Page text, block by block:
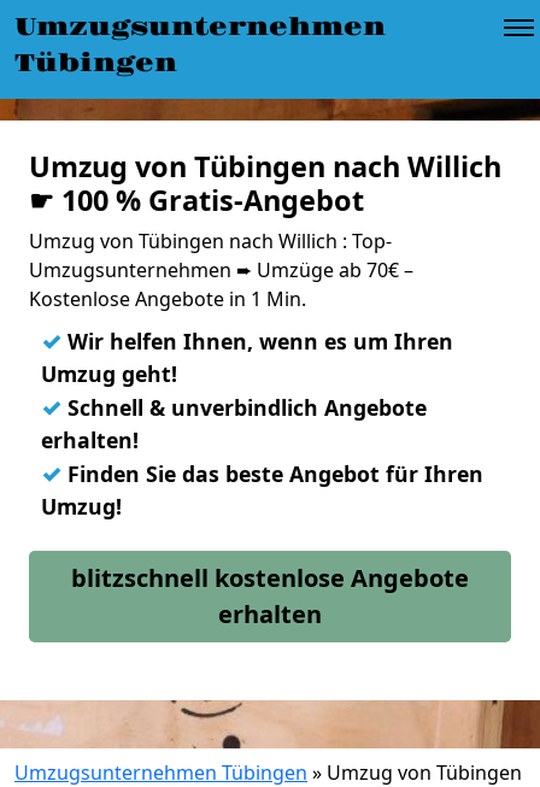
Umzugsunternehmen
Tübingen
Umzug von Tübingen nach Willich
☛ 100 % Gratis-Angebot
Umzug von Tübingen nach Willich : Top-
Umzugsunternehmen ➨ Umzüge ab 70€ –
Kostenlose Angebote in 1 Min.
✓ Wir helfen Ihnen, wenn es um Ihren
Umzug geht!
✓ Schnell & unverbindlich Angebote
erhalten!
✓ Finden Sie das beste Angebot für Ihren
Umzug!
blitzschnell kostenlose Angebote
erhalten
Umzugsunternehmen Tübingen » Umzug von Tübingen